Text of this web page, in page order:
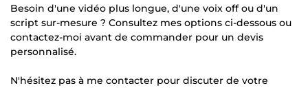
Besoin d'une vidéo plus longue, d'une voix off ou d'un
script sur-mesure ? Consultez mes options ci-dessous ou
contactez-moi avant de commander pour un devis
personnalisé.
N'hésitez pas à me contacter pour discuter de votre